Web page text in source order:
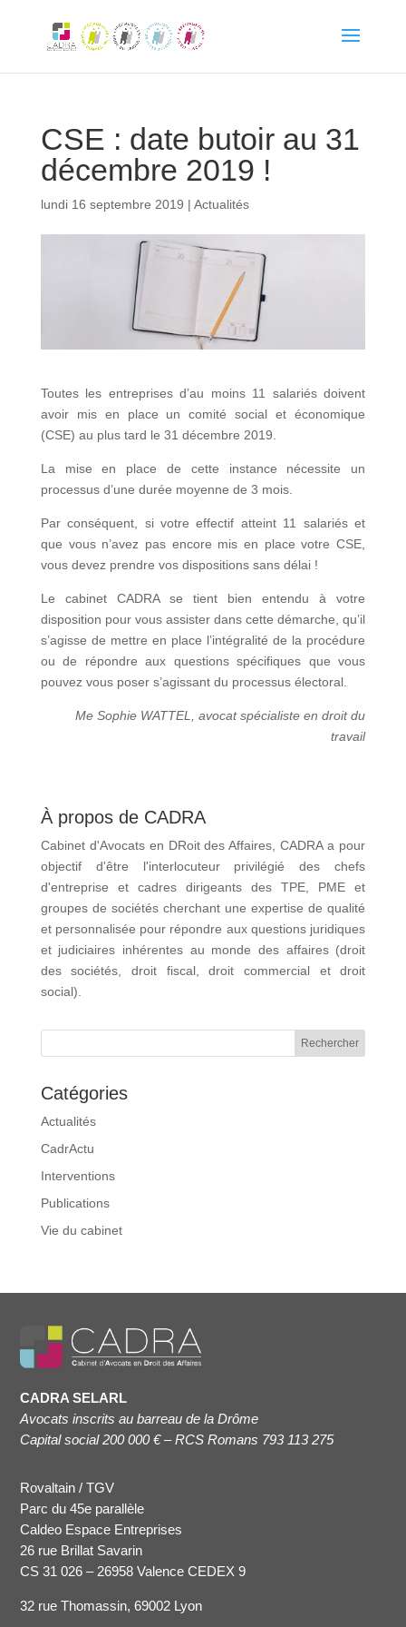
CSE : date butoir au 31
décembre 2019 !
lundi 16 septembre 2019 | Actualités
Toutes les entreprises d’au moins 11 salariés doivent
avoir mis en place un comité social et économique
(CSE) au plus tard le 31 décembre 2019.
La mise en place de cette instance nécessite un
processus d’une durée moyenne de 3 mois.
Par conséquent, si votre effectif atteint 11 salariés et
que vous n’avez pas encore mis en place votre CSE,
vous devez prendre vos dispositions sans délai !
Le cabinet CADRA se tient bien entendu à votre
disposition pour vous assister dans cette démarche, qu’il
s’agisse de mettre en place l’intégralité de la procédure
ou de répondre aux questions spécifiques que vous
pouvez vous poser s’agissant du processus électoral.
Me Sophie WATTEL, avocat spécialiste en droit du
travail
À propos de CADRA
Cabinet d'Avocats en DRoit des Affaires, CADRA a pour
objectif d'être l'interlocuteur privilégié des chefs
d'entreprise et cadres dirigeants des TPE, PME et
groupes de sociétés cherchant une expertise de qualité
et personnalisée pour répondre aux questions juridiques
et judiciaires inhérentes au monde des affaires (droit
des sociétés, droit fiscal, droit commercial et droit
social).
Catégories
Actualités
CadrActu
Interventions
Publications
Vie du cabinet
CADRA SELARL
Avocats inscrits au barreau de la Drôme
Capital social 200 000 € – RCS Romans 793 113 275
Rovaltain / TGV
Parc du 45e parallèle
Caldeo Espace Entreprises
26 rue Brillat Savarin
CS 31 026 – 26958 Valence CEDEX 9
32 rue Thomassin, 69002 Lyon